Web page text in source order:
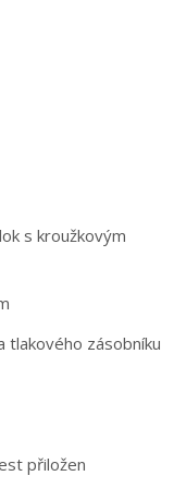
s kroužkovým
zásobníku
přiložen